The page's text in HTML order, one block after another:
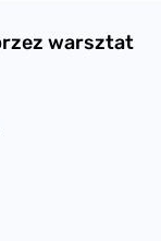
warsztat